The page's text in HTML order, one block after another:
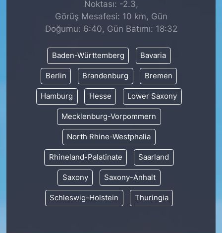
Noktası: -2.3,
Görüş Mesafesi: 10 km, Gün
Doğumu: 6:40, Gün Batımı: 18:32
Baden-Württemberg Bavaria
Berlin Brandenburg Bremen
Hamburg Hesse Lower Saxony
Mecklenburg-Vorpommern
North Rhine-Westphalia
Rhineland-Palatinate Saarland
Saxony Saxony-Anhalt
Schleswig-Holstein Thuringia